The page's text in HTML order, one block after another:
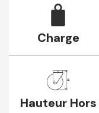
Charge
Hauteur Hors